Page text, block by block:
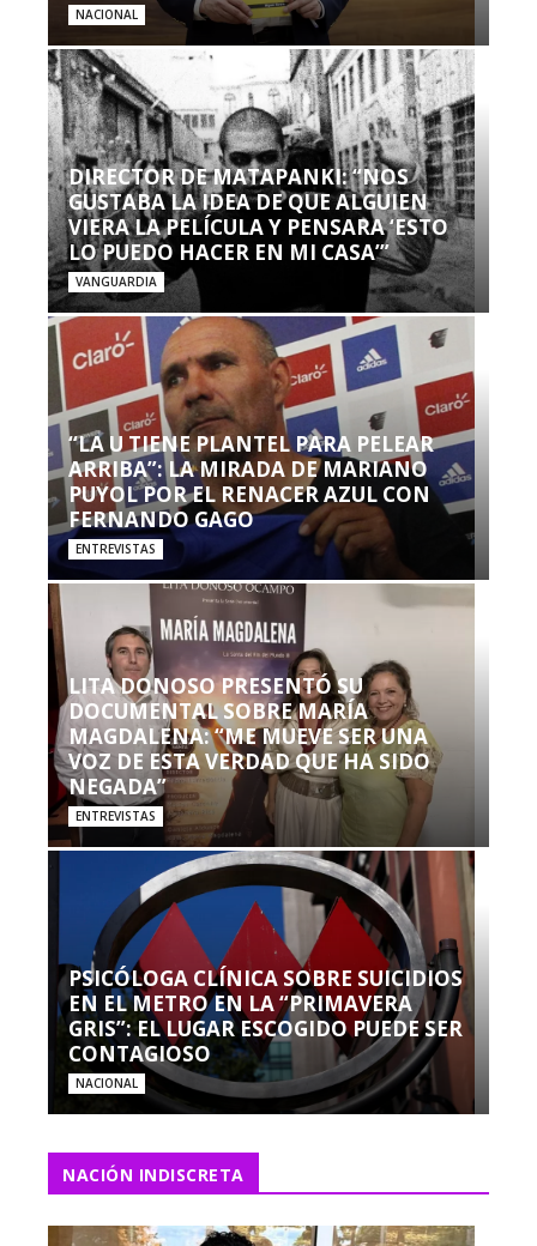
NACIONAL
DIRECTOR DE MATAPANKI: “NOS
GUSTABA LA IDEA DE QUE ALGUIEN
VIERA LA PELÍCULA Y PENSARA ‘ESTO
LO PUEDO HACER EN MI CASA’”
VANGUARDIA
“LA U TIENE PLANTEL PARA PELEAR
ARRIBA”: LA MIRADA DE MARIANO
PUYOL POR EL RENACER AZUL CON
FERNANDO GAGO
ENTREVISTAS
LITA DONOSO PRESENTÓ SU
DOCUMENTAL SOBRE MARÍA
MAGDALENA: “ME MUEVE SER UNA
VOZ DE ESTA VERDAD QUE HA SIDO
NEGADA”
ENTREVISTAS
PSICÓLOGA CLÍNICA SOBRE SUICIDIOS
EN EL METRO EN LA “PRIMAVERA
GRIS”: EL LUGAR ESCOGIDO PUEDE SER
CONTAGIOSO
NACIONAL
NACIÓN INDISCRETA